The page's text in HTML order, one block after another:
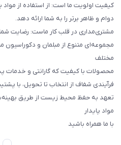
کیفیت اولویت ما است: از استفاده از مواد
دوام و ظاهر برتر را به شما ارائه دهد.
مشتری‌مداری در قلب کار ماست: رضایت
مجموعه‌ای متنوع از مبلمان و دکوراسیون
مختلف
محصولات با کیفیت که گارانتی و خدمات
فرآیندی شفاف از انتخاب تا تحویل، با
تعهد به حفظ محیط زیست از طریق
مواد پایدار
با ما همراه باشید